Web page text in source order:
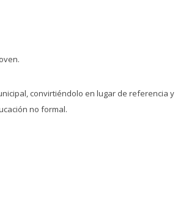
convirtiéndolo en lugar de referencia y
no formal.